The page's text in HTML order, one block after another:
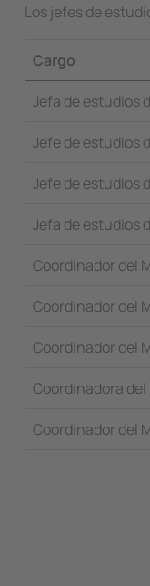
Los jefes de
Cargo
Jefa de estudios
Jefe de estudios
Jefe de estudios
Jefa de estudios
Coordinador del
Coordinador del
Coordinador del
Coordinadora del
Coordinador del